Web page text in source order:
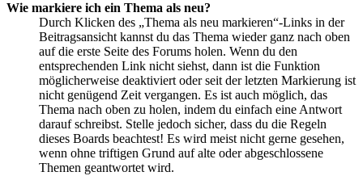
Wie markiere ich ein Thema als neu?
Durch Klicken des „Thema als neu markieren“-Links in der
Beitragsansicht kannst du das Thema wieder ganz nach oben
auf die erste Seite des Forums holen. Wenn du den
entsprechenden Link nicht siehst, dann ist die Funktion
möglicherweise deaktiviert oder seit der letzten Markierung ist
nicht genügend Zeit vergangen. Es ist auch möglich, das
Thema nach oben zu holen, indem du einfach eine Antwort
darauf schreibst. Stelle jedoch sicher, dass du die Regeln
dieses Boards beachtest! Es wird meist nicht gerne gesehen,
wenn ohne triftigen Grund auf alte oder abgeschlossene
Themen geantwortet wird.